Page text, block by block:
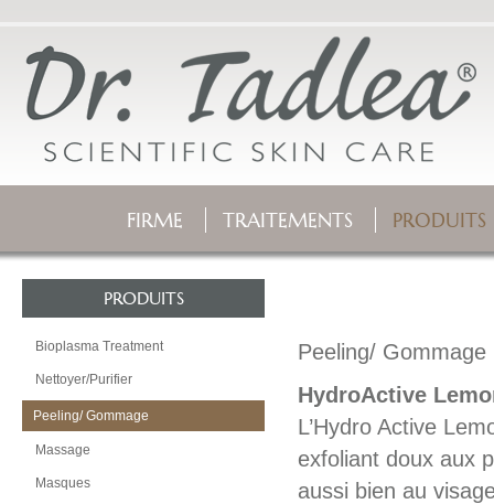
FIRME TRAITEMENTS PRODUITS
PRODUITS
Bioplasma Treatment
Nettoyer/Purifier
Peeling/ Gommage
Massage
Masques
Peeling/ Gommage
HydroActive
L’Hydro Active
exfoliant doux aux
aussi bien au